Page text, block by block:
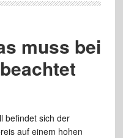
muss bei
befindet sich der
auf einem hohen